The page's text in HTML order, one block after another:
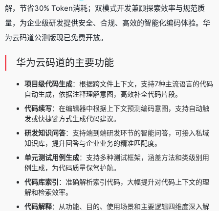
解，节省30% Token消耗；双模式开发兼顾探索效率与规范质
量，为企业级研发提供安全、合规、高效的智能化编码体验。华
为云码道公测版现已免费开放。
华为云码道的主要功能
项目级代码生成：根据跨文件上下文，支持7种主流语言的代码
自动生成，依据注释理解意图，高效补全代码片段。
代码续写：在编辑器中根据上下文预测编码意图，支持自动触
发或快捷键方式生成代码建议。
研发知识问答：支持端到端研发环节的智能问答，可接入私域
知识库，提升回答与企业业务的精准匹配度。
单元测试用例生成：支持多种测试框架，涵盖方法和类级别用
例生成，为代码质量保驾护航。
代码库索引 ：准确解析索引代码，大幅提升对代码上下文的理
解和检索效率。
代码解释：从功能、目的、使用场景和主要逻辑四维度深入解